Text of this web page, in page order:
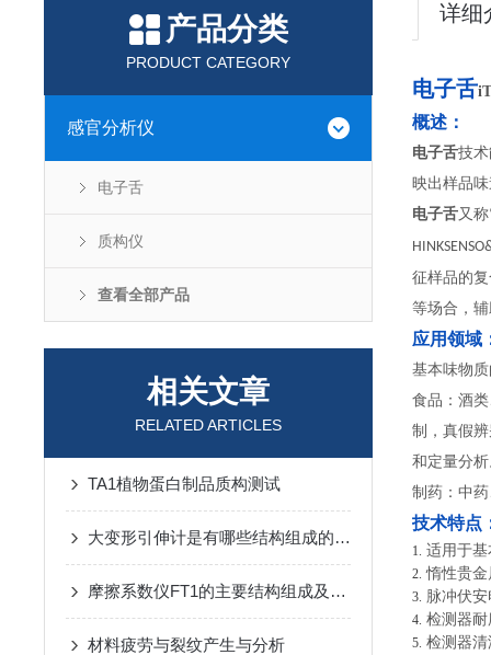
产品分类
PRODUCT CATEGORY
感官分析仪
电子舌
质构仪
查看全部产品
相关文章
RELATED ARTICLES
TA1植物蛋白制品质构测试
大变形引伸计是有哪些结构组成的呢？
摩擦系数仪FT1的主要结构组成及其功能如下
材料疲劳与裂纹产生与分析
详细
电子舌
概述：
电子舌技
映出样品
电子舌又称
征样品的
等场合，
应用领域
基本味物
食品：酒
制，真假
和定量分
制药：中
技术特点
1. 适用于
2. 惰性贵
3. 脉冲伏
4. 检测器
5. 检测器